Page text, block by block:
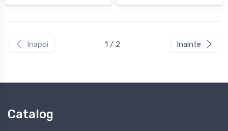
Inapoi 1 / 2 Inainte
Catalog